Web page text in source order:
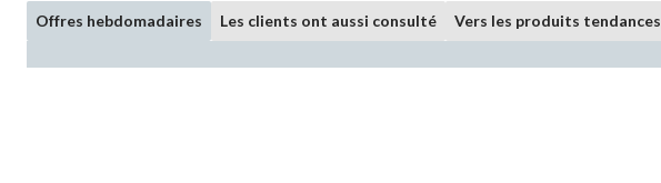
Offres hebdomadaires Les clients ont aussi consulté Vers les produits tendances